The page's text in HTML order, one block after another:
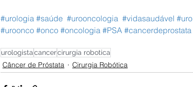
#urologia #saúde #urooncologia #vidasaudável #uro
#uroonco #onco #oncologia #PSA #cancerdeprostata
urologistacancercirurgia robotica
Câncer de Próstata Cirurgia Robótica